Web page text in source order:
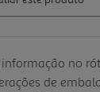
no
de